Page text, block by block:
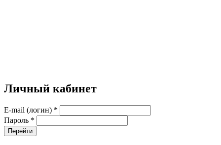
Личный кабинет
E-mail (логин) *
Пароль *
Перейти